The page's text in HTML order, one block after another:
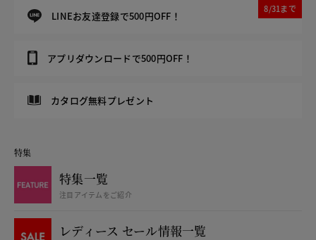
LINEお友達登録で500円OFF！
8/31まで
アプリダウンロードで500円OFF！
カタログ無料プレゼント
特集
特集一覧
注目アイテムをご紹介
レディース セール情報一覧